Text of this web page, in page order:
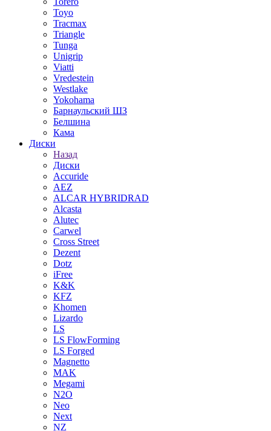
Toyo
Tracmax
Triangle
Tunga
Unigrip
Viatti
Vredestein
Westlake
Yokohama
Барнаульский ШЗ
Белшина
Кама
Диски
Назад
Диски
Accuride
AEZ
ALCAR HYBRIDRAD
Alcasta
Alutec
Carwel
Cross Street
Dezent
Dotz
iFree
K&K
KFZ
Khomen
Lizardo
LS
LS FlowForming
LS Forged
Magnetto
MAK
Megami
N2O
Neo
Next
NZ